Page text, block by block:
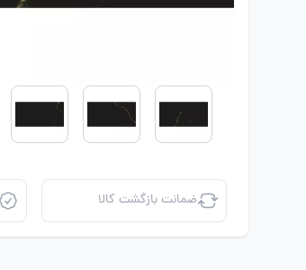
ضمانت بازگشت کالا